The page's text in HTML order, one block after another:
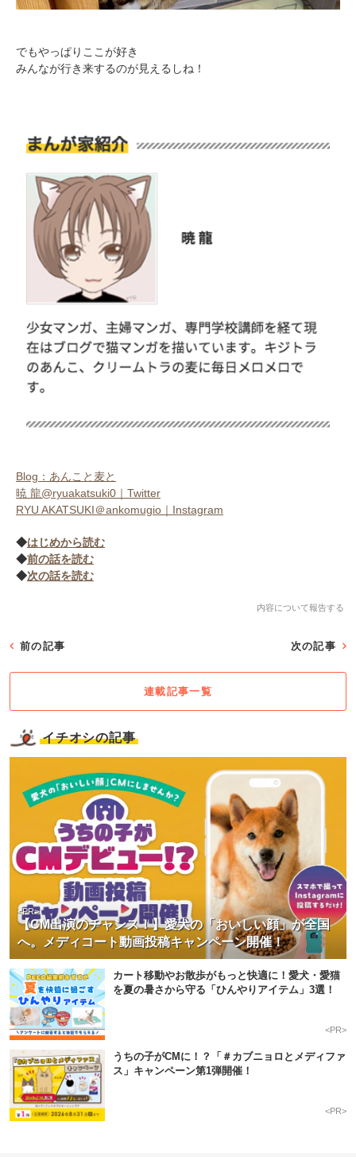
でもやっぱりここが好き
みんなが行き来するのが見えるしね！
Blog：あんこと麦と
暁 龍@ryuakatsuki0｜Twitter
RYU AKATSUKI＠ankomugio｜Instagram
◆はじめから読む
◆前の話を読む
◆次の話を読む
内容について報告する
前の記事 次の記事
連載記事一覧
イチオシの記事
【CM出演のチャンス！】愛犬の「おいしい顔」が全国
へ。メディコート動画投稿キャンペーン開催！
<PR>
カート移動やお散歩がもっと快適に！愛犬・愛猫
を夏の暑さから守る「ひんやりアイテム」3選！
<PR>
うちの子がCMに！？「＃カブニョロとメディファ
ス」キャンペーン第1弾開催！
<PR>